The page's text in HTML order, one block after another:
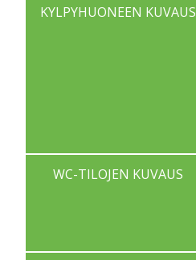
KYLPYHUONEEN KUVAUS
WC-TILOJEN KUVAUS